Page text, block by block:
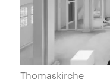
Thomaskirche